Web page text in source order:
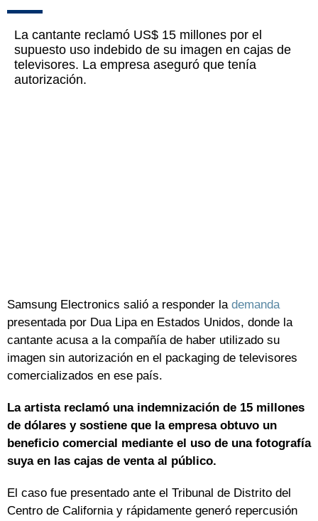
La cantante reclamó US$ 15 millones por el
supuesto uso indebido de su imagen en cajas de
televisores. La empresa aseguró que tenía
autorización.
Samsung Electronics salió a responder la demanda
presentada por Dua Lipa en Estados Unidos, donde la
cantante acusa a la compañía de haber utilizado su
imagen sin autorización en el packaging de televisores
comercializados en ese país.
La artista reclamó una indemnización de 15 millones
de dólares y sostiene que la empresa obtuvo un
beneficio comercial mediante el uso de una fotografía
suya en las cajas de venta al público.
El caso fue presentado ante el Tribunal de Distrito del
Centro de California y rápidamente generó repercusión